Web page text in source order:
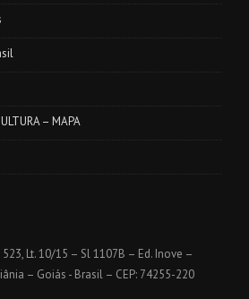
– MAPA
523, Lt. 10/15 – Sl 1107B – Ed. Inove –
– Goiás - Brasil – CEP: 74255-220